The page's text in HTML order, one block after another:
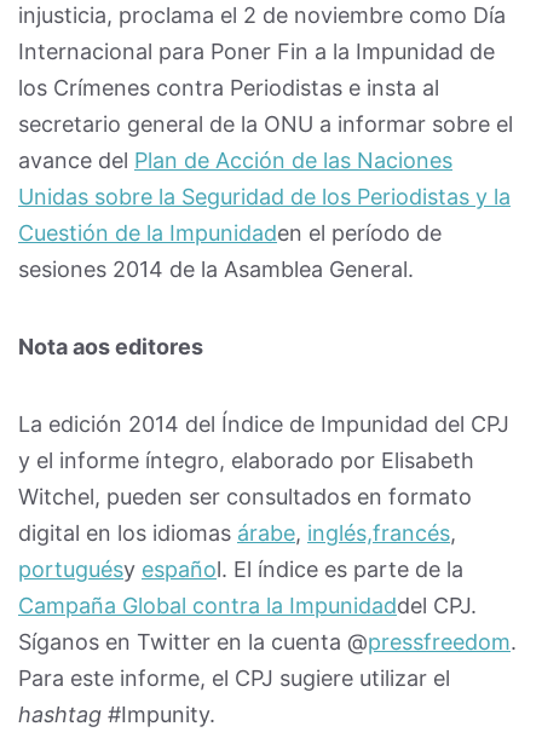
injusticia, proclama el 2 de noviembre como Día
Internacional para Poner Fin a la Impunidad de
los Crímenes contra Periodistas e insta al
secretario general de la ONU a informar sobre el
avance del Plan de Acción de las Naciones
Unidas sobre la Seguridad de los Periodistas y la
Cuestión de la Impunidaden el período de
sesiones 2014 de la Asamblea General.
Nota aos editores
La edición 2014 del Índice de Impunidad del CPJ
y el informe íntegro, elaborado por Elisabeth
Witchel, pueden ser consultados en formato
digital en los idiomas árabe, inglés,francés,
portuguésy español. El índice es parte de la
Campaña Global contra la Impunidaddel CPJ.
Síganos en Twitter en la cuenta @pressfreedom.
Para este informe, el CPJ sugiere utilizar el
hashtag #Impunity.